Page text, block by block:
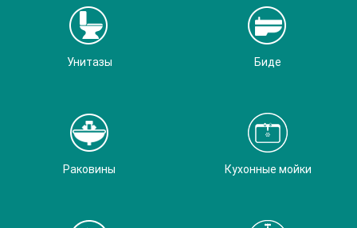
Унитазы Биде
Раковины Кухонные мойки